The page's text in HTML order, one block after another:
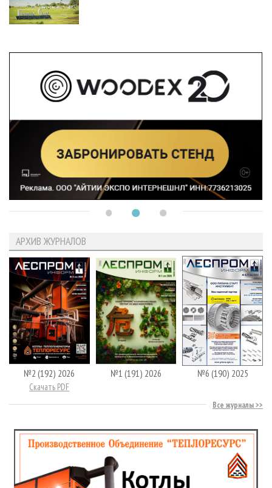
АРХИВ ЖУРНАЛОВ
№2 (192) 2026
Скачать PDF
№1 (191) 2026 №6 (190) 2025
Все журналы